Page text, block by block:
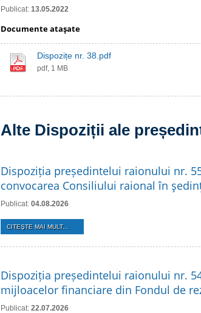
Publicat: 13.05.2022
Documente ataşate
Dispozițe nr. 38.pdf
pdf, 1 MB
Alte Dispoziții ale
Dispoziția președintelui raionului nr.
convocarea Consiliului raional în
Publicat: 04.08.2026
CITEŞTE MAI MULT...
Dispoziția președintelui raionului nr.
mijloacelor financiare din Fondul de
Publicat: 22.07.2026